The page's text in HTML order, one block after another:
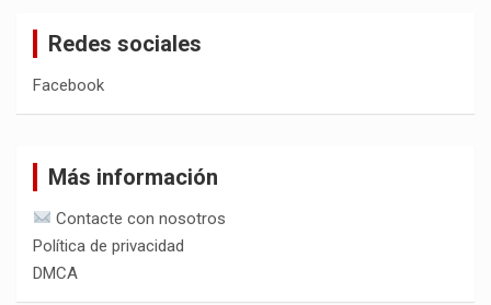
Redes sociales
Facebook
Más información
Contacte con nosotros
Política de privacidad
DMCA